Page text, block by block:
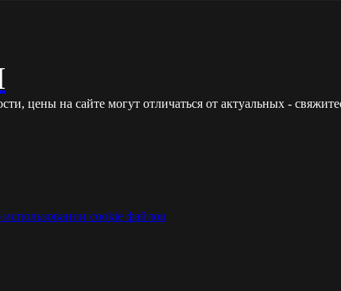
цены на сайте могут отличаться от актуальных -
использовании cookie файлов